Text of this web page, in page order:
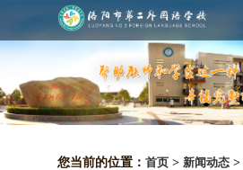
您当前的位置： 首页 > 新闻动态 >